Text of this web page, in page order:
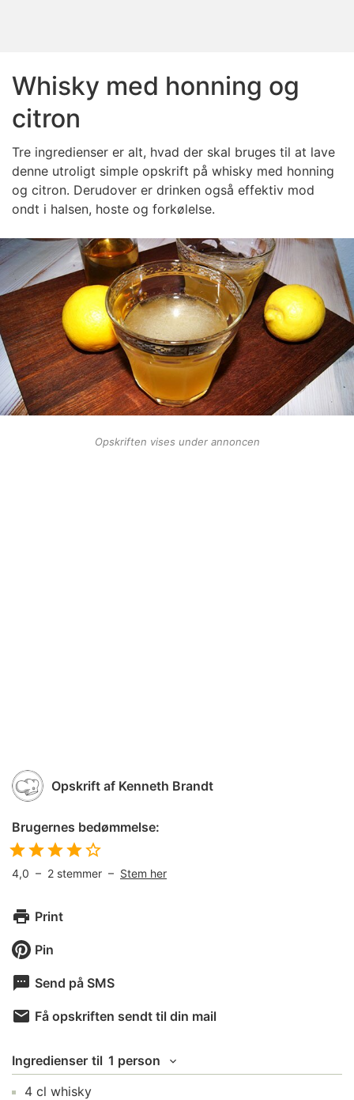
Whisky med honning og
citron
Tre ingredienser er alt, hvad der skal bruges til at lave
denne utroligt simple opskrift på whisky med honning
og citron. Derudover er drinken også effektiv mod
ondt i halsen, hoste og forkølelse.
Opskriften vises under annoncen
Opskrift af Kenneth Brandt
Brugernes bedømmelse:
4,0 – 2 stemmer – Stem her
Print
Pin
Send på SMS
Få opskriften sendt til din mail
Ingredienser til 1 person
4 cl whisky